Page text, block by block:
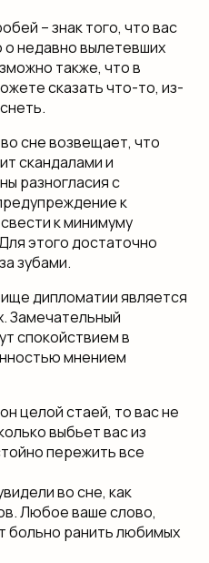
– знак того, что вас
недавно вылетевших
также, что в
сказать что-то, из-
сне возвещает, что
скандалами и
разногласия с
к
к минимуму
этого достаточно
зубами.
дипломатии является
Замечательный
спокойствием в
мнением
целой стаей, то вас не
выбьет вас из
пережить все
во сне, как
Любое ваше слово,
больно ранить любимых